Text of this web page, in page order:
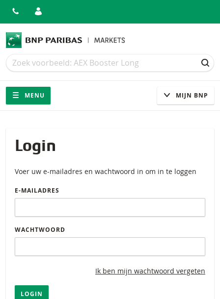
Zoek
Zoek
Navigatie
Site navigatie
MENU MIJN BNP
Login
Voer uw e-mailadres en wachtwoord in om in te loggen
E-MAILADRES
WACHTWOORD
Ik ben mijn wachtwoord vergeten
LOGIN